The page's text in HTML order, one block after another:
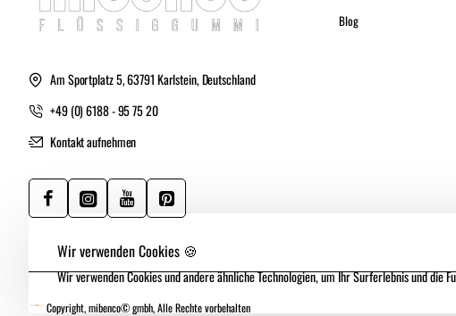
Wir verwenden Cookies 🍪
Wir verwenden Cookies und andere ähnliche Technologien, um Ihr Surferlebnis und
Am Sportplatz 5, 63791 Karlstein, Deutschland
+49 (0) 6188 - 95 75 20
Kontakt aufnehmen
Blog
Copyright, mibenco© gmbh, Alle Rechte vorbehalten